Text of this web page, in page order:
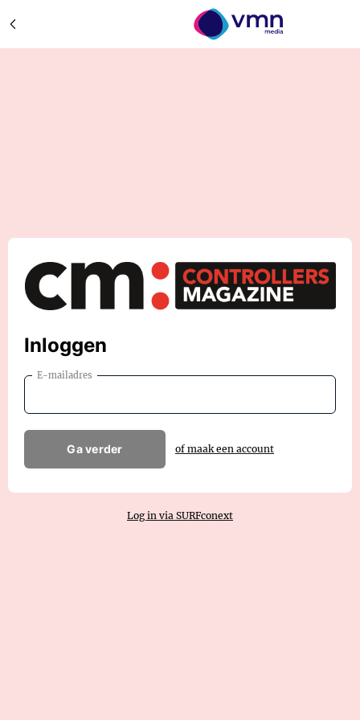
Inloggen
E-mailadres
Ga verder of maak een account
Log in via SURFconext